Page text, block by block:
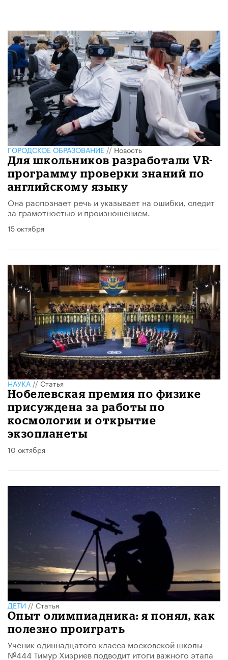
ГОРОДСКОЕ ОБРАЗОВАНИЕ//Новость
Для школьников разработали VR-
программу проверки знаний по
английскому языку
​Она распознает речь и указывает на ошибки, следит
за грамотностью и произношением.
15 октября
НАУКА//Статья
Нобелевская премия по физике
присуждена за работы по
космологии и открытие
экзопланеты
10 октября
ДЕТИ//Статья
Опыт олимпиадника: я понял, как
полезно проиграть
Ученик одиннадцатого класса московской школы
№444 Тимур Хизриев подводит итоги важного этапа